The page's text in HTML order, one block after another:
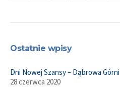
Ostatnie wpisy
Dni Nowej Szansy – Dąbrowa
28 czerwca 2020